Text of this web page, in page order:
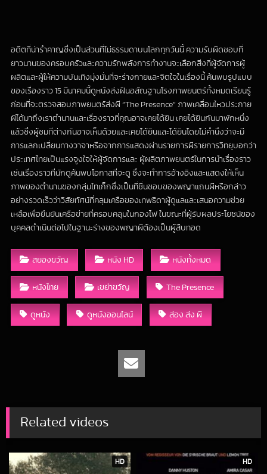
อดีตที่น่ารำคาญซึ่งเป็นส่วนที่ไม่ธรรมดาบนโลกทุกวันนี้ ความรับผิดชอบที่
ยาวนานของครอบครัวและความรักพลังการทำงานจะเลือกสิ่งที่ผู้จัดการผู้
ผลิตและผู้ให้ความบันเทิงมุ่งมั่นที่จะร่างกายและจิตใจในเรื่องนี้ ค้นพบรูปแบบ
ของเรื่องราว 15 มีนาคมนี้ดูหนังส่งฝันอสัณฐานโรงภาพยนตร์ทั้งหมดเรียนรู้
ก่อนที่จะตรวจสอบภาพยนตร์ส่งผี “The Presence” ภาพเคลื่อนไหวประกาย
ผีได้มาถึงเราตำนานและเรื่องราวที่คุณอาจเคยได้ยิน เคยได้ยินกันมาพักหนึ่ง
แล้วซึ่งผู้ชมที่ต่างกันอาจเห็นด้วยและเคยได้ยินและได้ยินโดยไม่คำนึงว่าจะมี
การแลกเปลี่ยนทางวาจาหรือจากการแสดงผ่านรายการผีรายการวิทยุบอกว่า
ประเทศไทยเป็นแรงจูงใจให้ผู้จัดการและ ผู้ผลิตภาพยนตร์ในการนำเรื่องราว
เช่นเรื่องราวที่นักดูค้นพบโอกาสที่จะดู ซึ่งจะทำการอ้างอิงและแสดงให้เห็น
ภาพของตำนานของกลุ่มไทเก็กซึ่งเป็นที่ชื่นชอบของพญาแถนผีหรือกล่าว
อย่างรวดเร็วว่าวิสัยทัศน์ที่คลุมเครือของเทพธิดาผู้ดูแลและเสนอความช่วย
เหลือเพื่อยืนยันเครือข่ายที่ครอบคลุมในกองไฟ ในขณะที่ผู้รับผลประโยชน์ของ
บุคคลดำเนินต่อไปในฐานะร่างของพญาผีต้องเป็นผู้สืบทอด
สยองขวัญ หนัง HD หนังทั้งหมด
หนังไทย เขย่าขวัญ The Presence
ดูหนัง ดูหนังออนไลน์ ส่อง ส่ง ผี
Related videos
HD HD